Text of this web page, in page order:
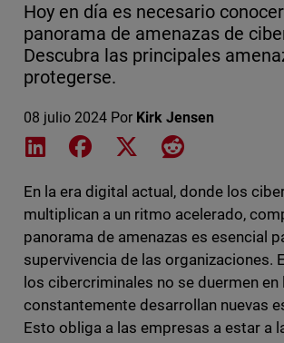
Hoy en día es necesario
panorama de amenazas de
Descubra las principales
protegerse.
08 julio 2024 Por Kirk Jensen
Share on LinkedIn
Share on Facebook
Share on XShare on Reddit
En la era digital actual, donde los
multiplican a un ritmo acelerado,
panorama de amenazas es esencial
supervivencia de las organizaciones.
los cibercriminales no se duermen en
constantemente desarrollan nuevas
Esto obliga a las empresas a estar a